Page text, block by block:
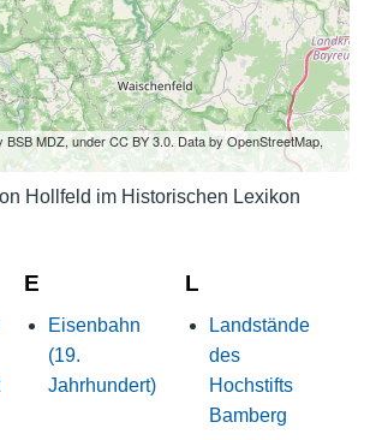
MDZ, under CC BY 3.0. Data by OpenStreetMap,
Hollfeld im Historischen Lexikon
E
Eisenbahn
(19.
Jahrhundert)
L
Landstände
des
Hochstifts
Bamberg